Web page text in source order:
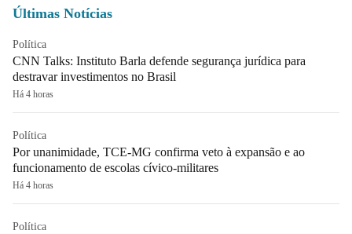
Últimas Notícias
Política
CNN Talks: Instituto Barla defende segurança jurídica para
destravar investimentos no Brasil
Há 4 horas
Política
Por unanimidade, TCE-MG confirma veto à expansão e ao
funcionamento de escolas cívico-militares
Há 4 horas
Política